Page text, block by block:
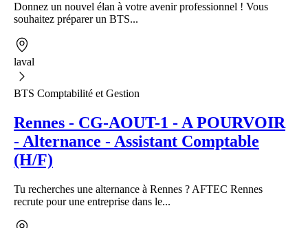
Donnez un nouvel élan à votre avenir professionnel ! Vous
souhaitez préparer un BTS...
laval
BTS Comptabilité et Gestion
Rennes - CG-AOUT-1 - A POURVOIR
- Alternance - Assistant Comptable
(H/F)
Tu recherches une alternance à Rennes ? AFTEC Rennes
recrute pour une entreprise dans le...